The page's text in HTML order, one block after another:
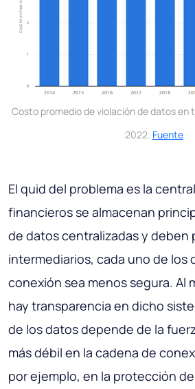
Costo promedio de violación de datos en
2022. Fuente
El quid del problema es la
financieros se almacenan
de datos centralizadas y deben
intermediarios, cada uno de los
conexión sea menos segura. Al
hay transparencia en dicho
de los datos depende de la
más débil en la cadena de
por ejemplo, en la protección